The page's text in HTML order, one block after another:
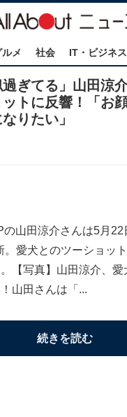
ルメ 社会 IT・ビジネス
過ぎてる」山田涼
トに反響！「お顔
りたい」
の山田涼介さんは5月22
。愛犬とのツーショッ
【写真】山田涼介、
山田さんは「...
続きを読む